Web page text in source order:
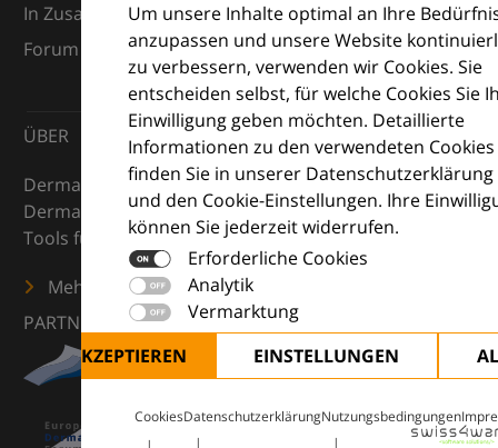
Um unsere Inhalte optimal an Ihre
anzupassen und unsere Website
zu verbessern, verwenden wir Cookies. Sie
entscheiden selbst, für welche Cookies Sie
Einwilligung geben möchten. Detaillierte
Informationen zu den verwendeten Cookies
finden Sie in unserer Datenschutzerklärung
und den Cookie-Einstellungen. Ihre
können Sie jederzeit widerrufen.
Erforderliche Cookies
Analytik
Vermarktung
ALLE AKZEPTIEREN
EINSTELLUNGEN
CookiesDatenschutzerklärungNutzungsbedingungen
In Zusammenarbeit mit dem European Dermatology
Forum (EDF) und Euroderm Excellence
ÜBER
DermaCompass ist Ihr digitaler Kompass für die
Dermatologie – mit Wissen, Bildern und praktischen
Tools für den klinischen Alltag.
Mehr erfahren
PARTNER